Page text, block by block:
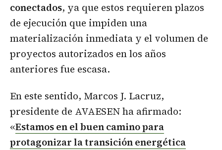
conectados, ya que estos requieren plazos
de ejecución que impiden una
materialización inmediata y el volumen de
proyectos autorizados en los años
anteriores fue escasa.
En este sentido, Marcos J. Lacruz,
presidente de AVAESEN ha afirmado:
«Estamos en el buen camino para
protagonizar la transición energética